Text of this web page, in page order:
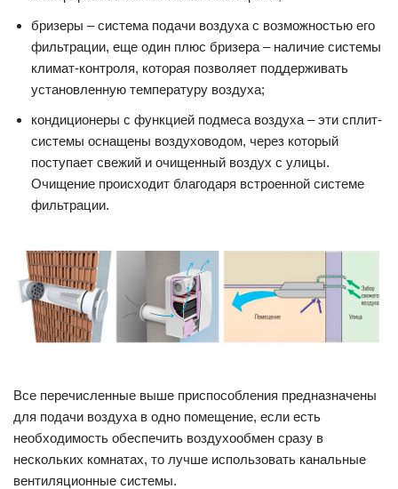
бризеры – система подачи воздуха с возможностью его
фильтрации, еще один плюс бризера – наличие системы
климат-контроля, которая позволяет поддерживать
установленную температуру воздуха;
кондиционеры с функцией подмеса воздуха – эти сплит-
системы оснащены воздуховодом, через который
поступает свежий и очищенный воздух с улицы.
Очищение происходит благодаря встроенной системе
фильтрации.
Все перечисленные выше приспособления предназначены
для подачи воздуха в одно помещение, если есть
необходимость обеспечить воздухообмен сразу в
нескольких комнатах, то лучше использовать канальные
вентиляционные системы.